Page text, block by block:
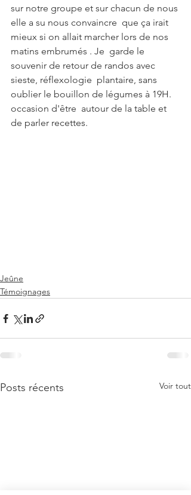
sur notre groupe et sur chacun de nous
elle a su nous convaincre  que ça irait
mieux si on allait marcher lors de nos
matins embrumés . Je  garde le
souvenir de retour de randos avec
sieste, réflexologie  plantaire, sans
oublier le bouillon de légumes à 19H.
occasion d'être  autour de la table et
de parler recettes.
Jeûne
Témoignages
Posts récents Voir tout